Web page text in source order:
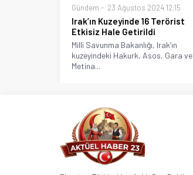
Gündem 23 Ağustos 2024 12:15
Irak’ın Kuzeyinde 16 Terörist
Etkisiz Hale Getirildi
Milli Savunma Bakanlığı, Irak’ın
kuzeyindeki Hakurk, Asos, Gara ve
Metina...